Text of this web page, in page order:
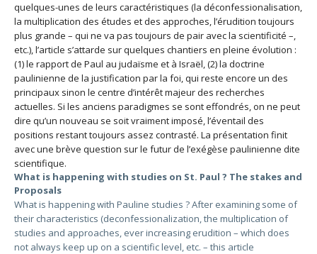
quelques-unes de leurs caractéristiques (la déconfessionalisation,
la multiplication des études et des approches, l’érudition toujours
plus grande – qui ne va pas toujours de pair avec la scientificité –,
etc.), l’article s’attarde sur quelques chantiers en pleine évolution :
(1) le rapport de Paul au judaïsme et à Israël, (2) la doctrine
paulinienne de la justification par la foi, qui reste encore un des
principaux sinon le centre d’intérêt majeur des recherches
actuelles. Si les anciens paradigmes se sont effondrés, on ne peut
dire qu’un nouveau se soit vraiment imposé, l’éventail des
positions restant toujours assez contrasté. La présentation finit
avec une brève question sur le futur de l’exégèse paulinienne dite
scientifique.
What is happening with studies on St. Paul ? The stakes and
Proposals
What is happening with Pauline studies ? After examining some of
their characteristics (deconfessionalization, the multiplication of
studies and approaches, ever increasing erudition – which does
not always keep up on a scientific level, etc. – this article